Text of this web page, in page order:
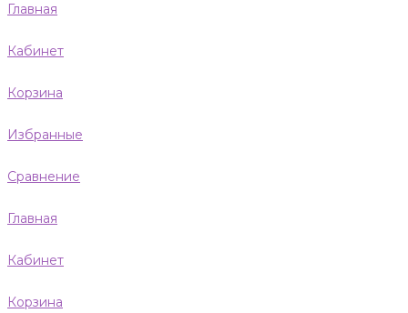
Главная
Кабинет
Корзина
Избранные
Сравнение
Главная
Кабинет
Корзина